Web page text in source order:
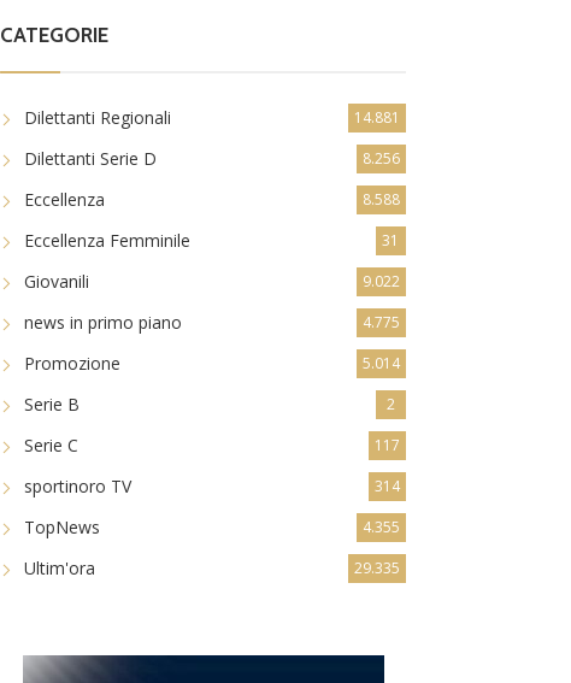
CATEGORIE
Dilettanti Regionali 14.881
Dilettanti Serie D 8.256
Eccellenza 8.588
Eccellenza Femminile 31
Giovanili 9.022
news in primo piano 4.775
Promozione 5.014
Serie B 2
Serie C 117
sportinoro TV 314
TopNews 4.355
Ultim'ora 29.335